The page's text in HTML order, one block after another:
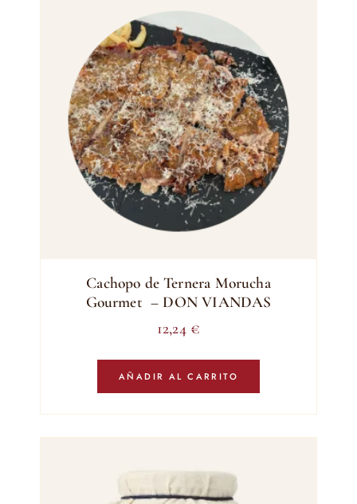
Cachopo de Ternera Morucha
Gourmet – DON VIANDAS
12,24 €
AÑADIR AL CARRITO